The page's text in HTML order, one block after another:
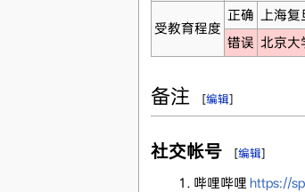
受教育程度
正确 上海复
错误 北京大
备注 [编辑]
社交帐号 [编辑]
哔哩哔哩 https://